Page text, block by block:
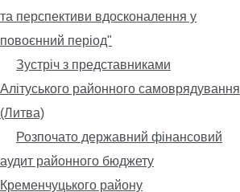
та перспективи вдосконалення у
повоєнний період"
Зустріч з представниками
Алітуського районного самоврядування
(Литва)
Розпочато державний фінансовий
аудит районного бюджету
Кременчуцького району